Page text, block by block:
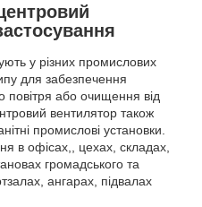
у різних промислових
для забезпечення
повітря або очищення від
вентилятор також
промислові установки.
в офісах,, цехах, складах,
громадського та
ангарах, підвалах